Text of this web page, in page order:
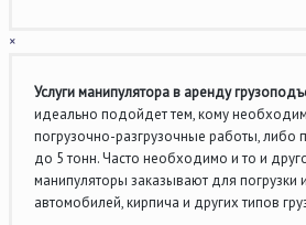
×
Услуги манипулятора в аренду
идеально подойдет тем, кому
погрузочно-разгрузочные работы, либо
до 5 тонн. Часто необходимо и то и
манипуляторы заказывают для погрузки
автомобилей, кирпича и других типов